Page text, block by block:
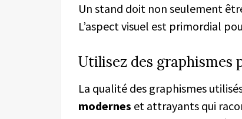
Un stand doit non seulement
L’aspect visuel est primordial
Utilisez des graphismes
La qualité des graphismes
modernes et attrayants qui